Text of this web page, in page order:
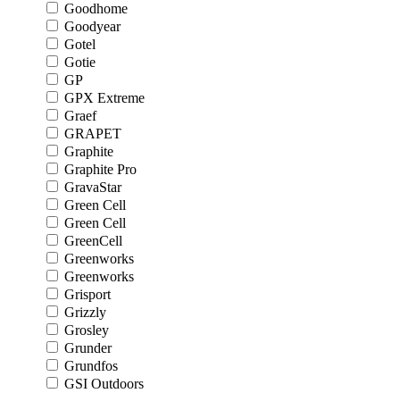
Goodhome
Goodyear
Gotel
Gotie
GP
GPX Extreme
Graef
GRAPET
Graphite
Graphite Pro
GravaStar
Green Cell
Green Cell
GreenCell
Greenworks
Greenworks
Grisport
Grizzly
Grosley
Grunder
Grundfos
GSI Outdoors